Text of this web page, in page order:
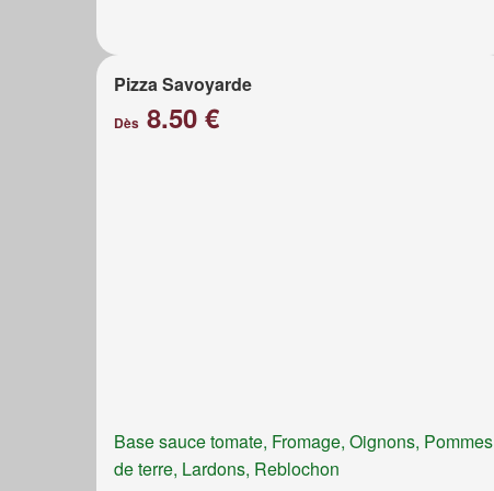
Pizza Savoyarde
Dès 8.50 €
Base sauce tomate, Fromage, Oignons, Pommes
de terre, Lardons, Reblochon